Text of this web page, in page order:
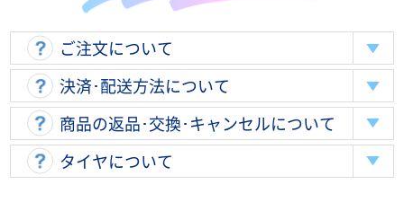
ご注文について
決済･配送方法について
商品の返品･交換･キャンセルについて
タイヤについて